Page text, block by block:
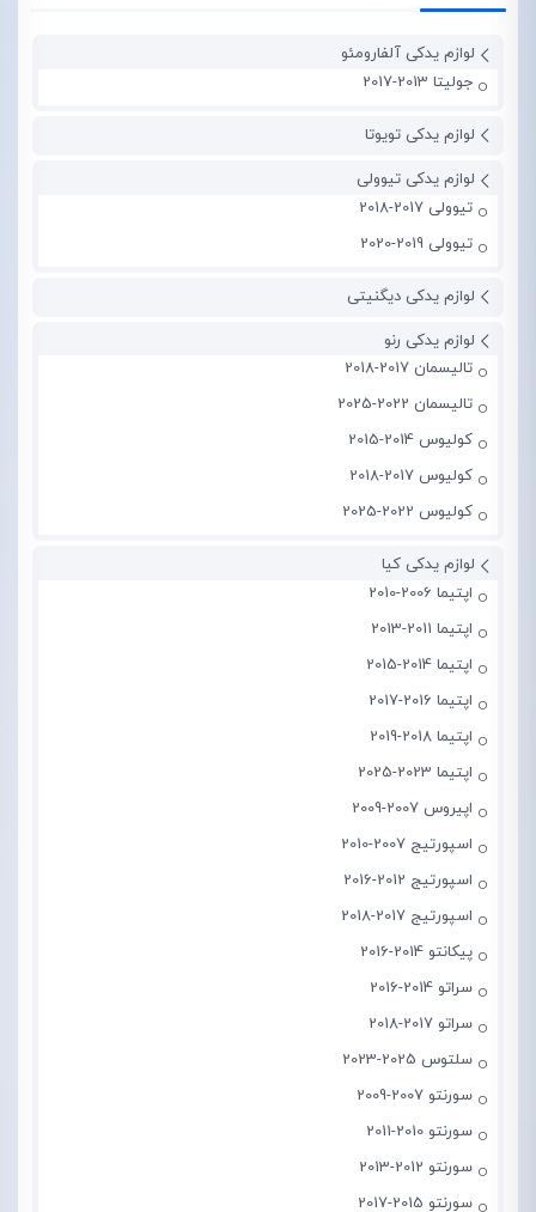
لوازم یدکی آلفارومئو
جولیتا 2013-2017
لوازم یدکی تویوتا
لوازم یدکی تیوولی
تیوولی 2017-2018
تیوولی 2019-2020
لوازم یدکی دیگنیتی
لوازم یدکی رنو
تالیسمان 2017-2018
تالیسمان 2022-2025
کولیوس 2014-2015
کولیوس 2017-2018
کولیوس 2022-2025
لوازم یدکی کیا
اپتیما 2006-2010
اپتیما 2011-2013
اپتیما 2014-2015
اپتیما 2016-2017
اپتیما 2018-2019
اپتیما 2023-2025
اپیروس 2007-2009
اسپورتیج 2007-2010
اسپورتیج 2012-2016
اسپورتیج 2017-2018
پیکانتو 2014-2016
سراتو 2014-2016
سراتو 2017-2018
سلتوس 2025-2023
سورنتو 2007-2009
سورنتو 2010-2011
سورنتو 2012-2013
سورنتو 2015-2017